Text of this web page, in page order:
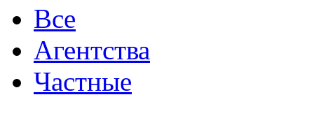
Все
Агентства
Частные